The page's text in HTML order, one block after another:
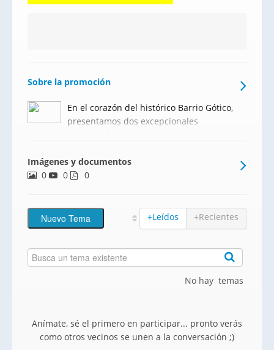
Sobre la promoción
En el corazón del histórico Barrio Gótico,
presentamos dos excepcionales
81 m² de terraza privada que combinan a
la perfección el encanto arquitectónico
Imágenes y documentos
0
0 0
+Leídos +Recientes
No hay temas
Anímate, sé el primero en participar... pronto verás
como otros vecinos se unen a la conversación ;)